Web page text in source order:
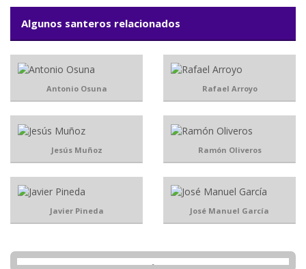
Algunos santeros relacionados
Antonio Osuna Rafael Arroyo
Jesús Muñoz Ramón Oliveros
Javier Pineda José Manuel García